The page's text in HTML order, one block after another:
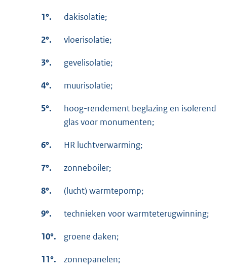
1°. dakisolatie;
2°. vloerisolatie;
3°. gevelisolatie;
4°. muurisolatie;
5°.
hoog-rendement beglazing en isolerend
glas voor monumenten;
6°. HR luchtverwarming;
7°. zonneboiler;
8°. (lucht) warmtepomp;
9°. technieken voor warmteterugwinning;
10°. groene daken;
11°. zonnepanelen;